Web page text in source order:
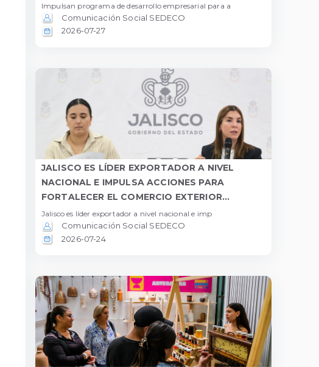
Impulsan programa de desarrollo empresarial para a
Comunicación Social SEDECO
2026-07-27
JALISCO ES LÍDER EXPORTADOR A NIVEL
NACIONAL E IMPULSA ACCIONES PARA
FORTALECER EL COMERCIO EXTERIOR...
Jalisco es líder exportador a nivel nacional e imp
Comunicación Social SEDECO
2026-07-24